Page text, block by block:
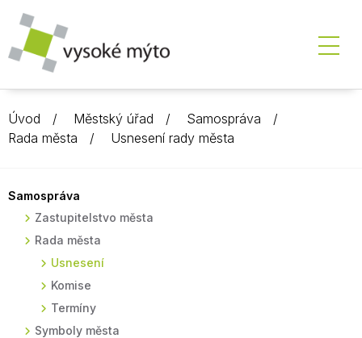
Úvod Městský úřad
Samospráva
Rada města
Usnesení rady města
Samospráva
Zastupitelstvo města
Rada města
Usnesení
Komise
Termíny
Symboly města